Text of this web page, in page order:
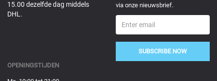
15.00 dezelfde dag middels
DHL.
via onze nieuwsbrief.
SUBSCRIBE NOW
OPENINGSTIJDEN